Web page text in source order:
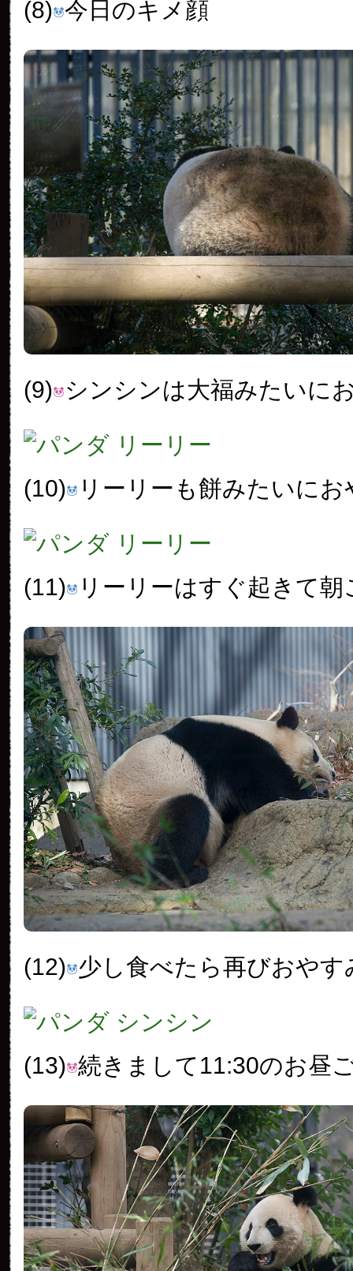
(8) 今日のキメ顔
(9) シンシンは大福みたいに
(10) リーリーも餅みたいにお
(11) リーリーはすぐ起きて朝
(12) 少し食べたら再びおやす
(13) 続きまして11:30のお昼